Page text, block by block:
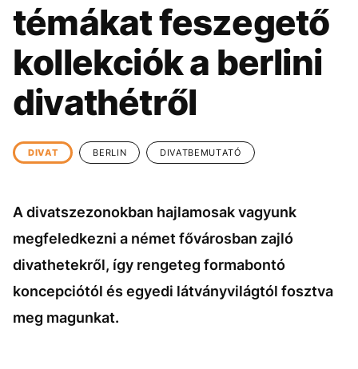
KÖZÉLET
ÉLETMÓD DESIGN
BESZÉLGETÉSEK ARCOK
VIDEÓ TÖRTÉNETEK
témákat feszegető
kollekciók a berlini
divathétről
DIVAT BERLIN DIVATBEMUTATÓ
A divatszezonokban hajlamosak vagyunk
megfeledkezni a német fővárosban zajló
divathetekről, így rengeteg formabontó
koncepciótól és egyedi látványvilágtól fosztva
meg magunkat.